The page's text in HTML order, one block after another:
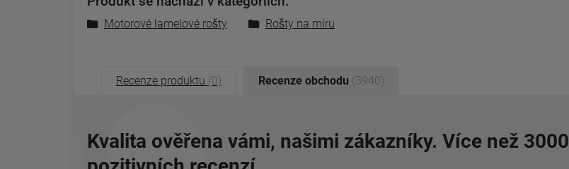
Motorové lamelové rošty Rošty na míru
Recenze produktu (0) Recenze obchodu (3940)
Kvalita ověřena vámi, našimi zákazníky. Více než 3000